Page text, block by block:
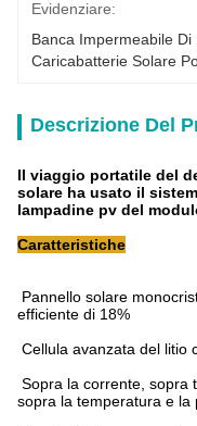
Evidenziare:
Banca Impermeabile Di
Caricabatterie Solare
Descrizione Del
Il viaggio portatile del
solare ha usato il
lampadine pv del
Caratteristiche
Pannello solare
efficiente di 18%
Cellula avanzata del litio
Sopra la corrente, sopra
sopra la temperatura e la